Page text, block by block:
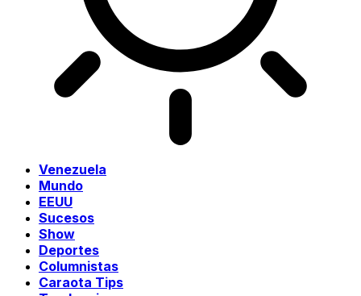
Venezuela
Mundo
EEUU
Sucesos
Show
Deportes
Columnistas
Caraota Tips